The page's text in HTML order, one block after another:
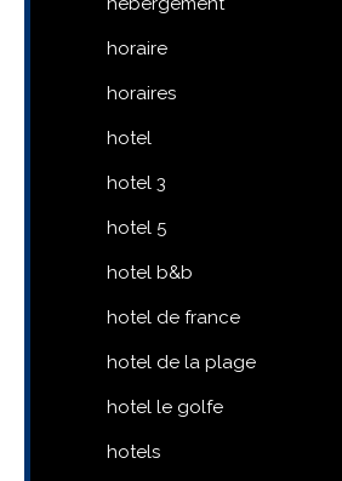
horaire
horaires
hotel
hotel 3
hotel 5
hotel b&b
hotel de france
hotel de la plage
hotel le golfe
hotels